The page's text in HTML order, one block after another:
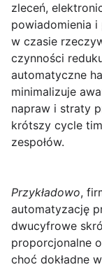
zleceń,
powiadomienia
w czasie
czynności
automatyczne
minimalizuje
napraw i straty
krótszy cycle
zespołów.
Przykładowo,
automatyzację
dwucyfrowe
proporcjonalne
choć dokładne